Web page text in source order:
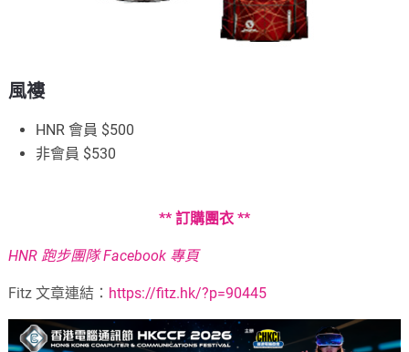
風褸
HNR 會員 $500
非會員 $530
** 訂購團衣 **
HNR 跑步團隊 Facebook 專頁
Fitz 文章連結： https://fitz.hk/?p=90445